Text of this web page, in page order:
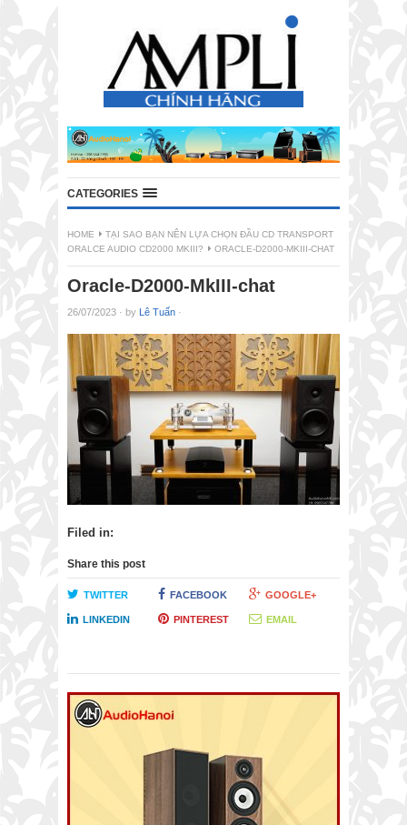
CATEGORIES
HOME
TẠI SAO BẠN NÊN LỰA CHỌN ĐẦU CD TRANSPORT
ORALCE AUDIO CD2000 MKIII?
ORACLE-D2000-MKIII-CHAT
Oracle-D2000-MkIII-chat
26/07/2023 · by Lê Tuấn ·
Filed in:
Share this post
TWITTER FACEBOOK GOOGLE+
LINKEDIN PINTEREST EMAIL